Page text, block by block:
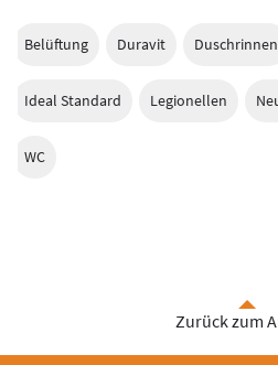
Belüftung Duravit Duschrinnen
Ideal Standard Legionellen
WC
Zurück zum